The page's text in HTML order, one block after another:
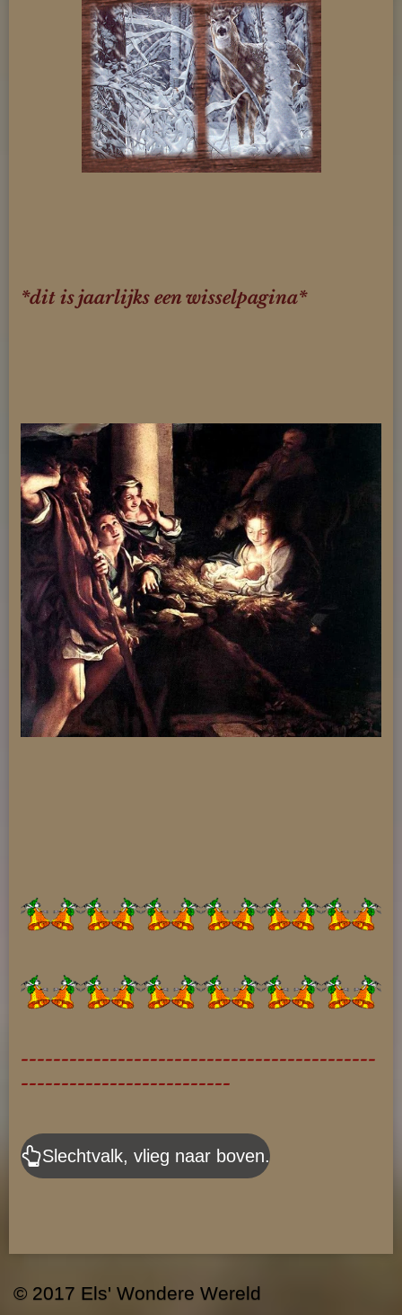
*dit is jaarlijks een wisselpagina*
--------------------------------------------
--------------------------
Slechtvalk, vlieg naar boven.
© 2017 Els' Wondere Wereld